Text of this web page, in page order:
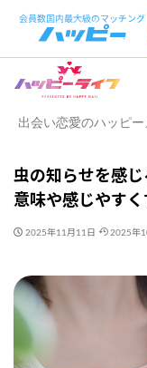
出会い恋愛のハッピ
虫の知らせを感
意味や感じやす
2025年11月11日 2025年